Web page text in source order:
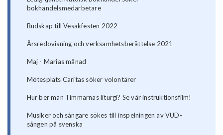
bokhandelsmedarbetare
Budskap till Vesakfesten 2022
Årsredovisning och verksamhetsberättelse 2021
Maj - Marias månad
Mötesplats Caritas söker volontärer
Hur ber man Timmarnas liturgi? Se vår instruktionsfilm!
Musiker och sångare sökes till inspelningen av VUD-
sången på svenska